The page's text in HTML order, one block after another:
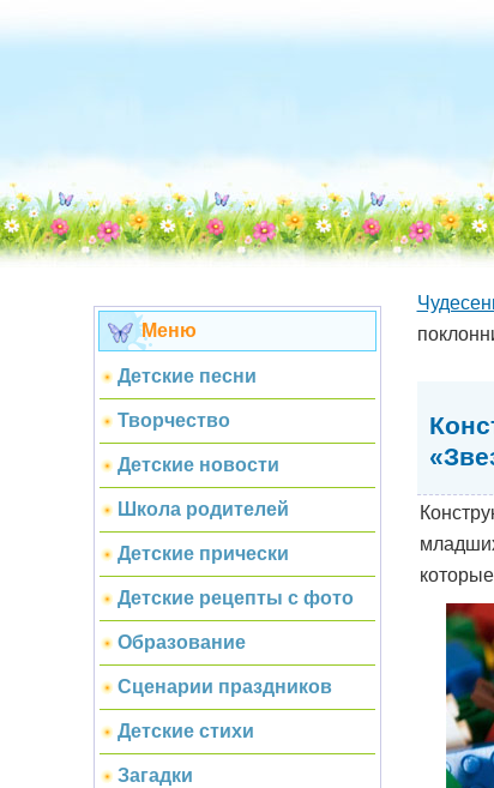
Меню
Детские песни
Творчество
Детские новости
Школа родителей
Детские прически
Детские рецепты с фото
Образование
Сценарии праздников
Детские стихи
Загадки